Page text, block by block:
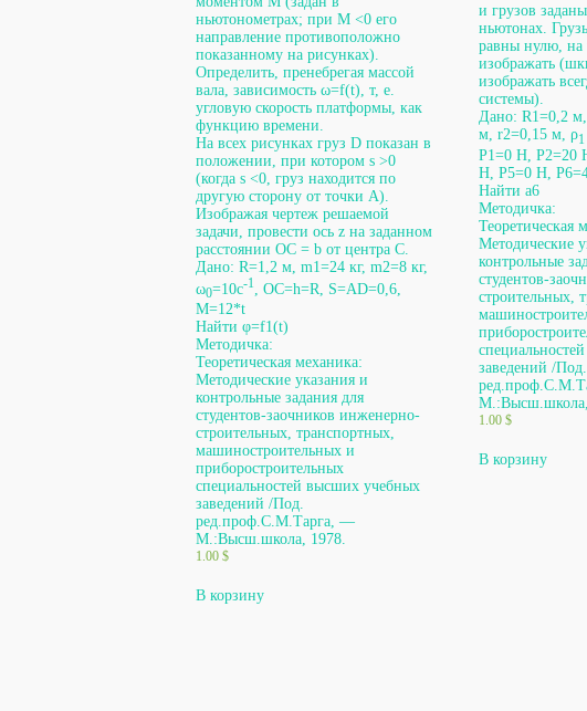
ньютонометрах; при М <0 его
направление противоположно
показанному на рисунках).
Определить, пренебрегая массой
вала, зависимость ω=f(t), т, е.
угловую скорость платформы, как
функцию времени.
На всех рисунках груз D показан в
положении, при котором s >0
(когда s <0, груз находится по
другую сторону от точки А).
Изображая чертеж решаемой
задачи, провести ось z на заданном
расстоянии ОС = b от центра С.
Дано: R=1,2 м, m1=24 кг, m2=8 кг,
ω0=10с-1
, OC=h=R, S=AD=0,6,
M=12*t
Найти φ=f1(t)
Методичка:
Теоретическая механика:
Методические указания и
контрольные задания для
студентов-заочников инженерно-
строительных, транспортных,
машиностроительных и
приборостроительных
специальностей высших учебных
заведений /Под.
ред.проф.С.М.Тарга, —
М.:Высш.школа, 1978.
1.00 $
В корзину
и грузов
ньютонах.
равны нулю, на
изображать
изображать
системы).
Дано: R1=0,2
м, r2=0,15 м, ρ1
P1=0 H, P2=20
H, P5=0 H,
Найти а6
Методичка:
Теоретическая
Методические
контрольные
студентов-
строительных,
заведений /Под.
1.00 $
В корзину